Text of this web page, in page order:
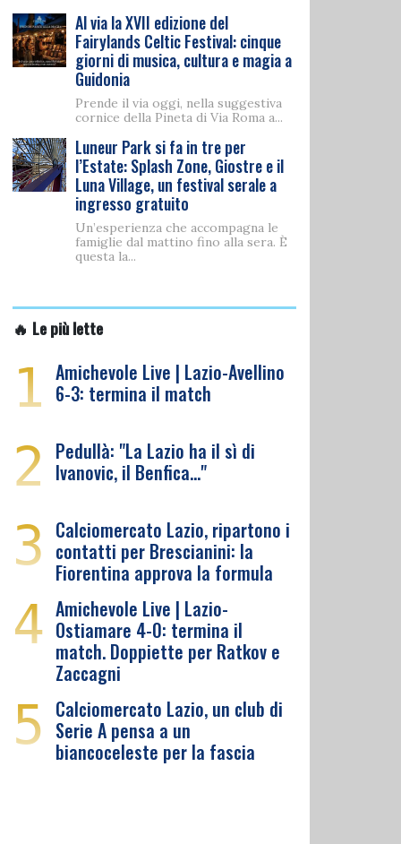
Al via la XVII edizione del
Fairylands Celtic Festival: cinque
giorni di musica, cultura e magia a
Guidonia
Prende il via oggi, nella suggestiva
cornice della Pineta di Via Roma a...
Luneur Park si fa in tre per
l’Estate: Splash Zone, Giostre e il
Luna Village, un festival serale a
ingresso gratuito
Un’esperienza che accompagna le
famiglie dal mattino fino alla sera. È
questa la...
🔥 Le più lette
1 Amichevole Live | Lazio-Avellino
6-3: termina il match
2 Pedullà: "La Lazio ha il sì di
Ivanovic, il Benfica…"
3 Calciomercato Lazio, ripartono i
contatti per Brescianini: la
Fiorentina approva la formula
4 Amichevole Live | Lazio-
Ostiamare 4-0: termina il
match. Doppiette per Ratkov e
Zaccagni
5 Calciomercato Lazio, un club di
Serie A pensa a un
biancoceleste per la fascia